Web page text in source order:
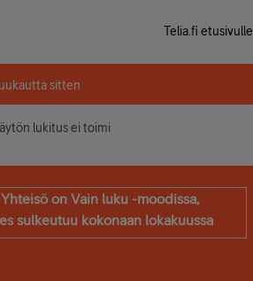
Telia.fi etusivulle
sitten
lukitus ei toimi
on Vain luku -moodissa,
sulkeutuu kokonaan lokakuussa